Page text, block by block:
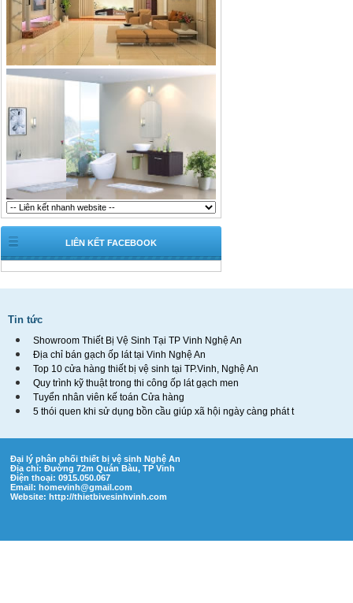
LIÊN KẾT FACEBOOK
Tin tức
Showroom Thiết Bị Vệ Sinh Tại TP Vinh Nghệ An
Địa chỉ bán gạch ốp lát tại Vinh Nghệ An
Top 10 cửa hàng thiết bị vệ sinh tại TP.Vinh, Nghệ An
Quy trình kỹ thuật trong thi công ốp lát gạch men
Tuyển nhân viên kế toán Cửa hàng
5 thói quen khi sử dụng bồn cầu giúp xã hội ngày càng phát t
Đại lý phân phối thiết bị vệ sinh Nghệ An
Địa chỉ: Đường 72m Quán Bàu, TP Vinh
Điện thoại: 0915.050.067
Email: homevinh@gmail.com
Website: http://thietbivesinhvinh.com